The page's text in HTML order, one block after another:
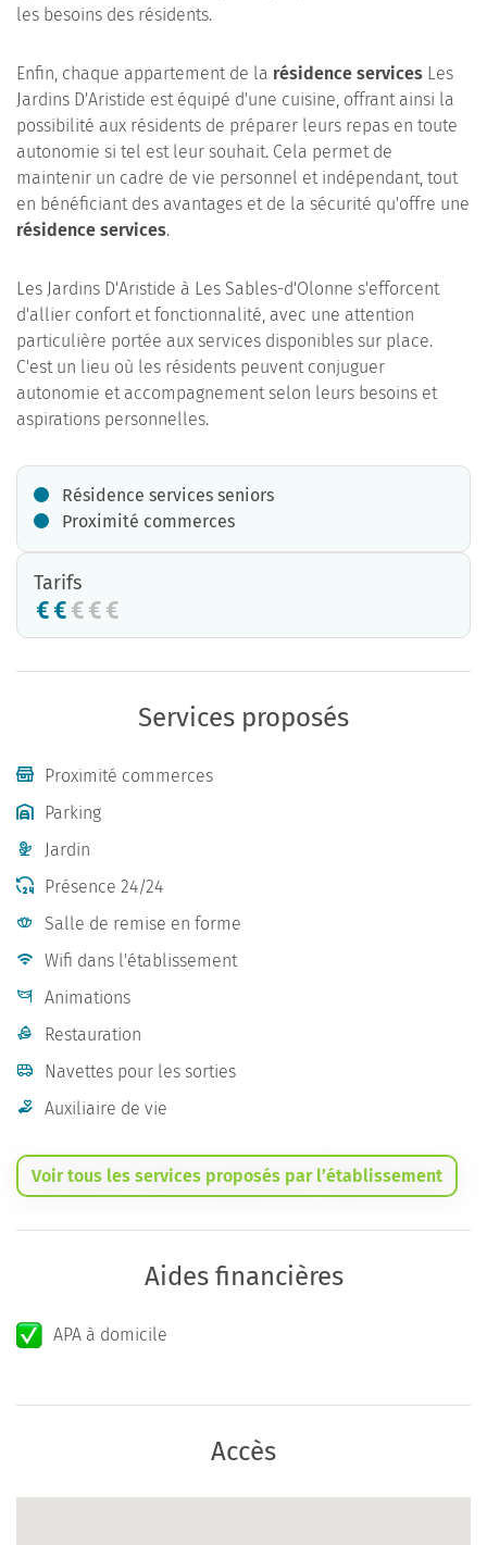
les besoins des résidents.
Enfin, chaque appartement de la résidence services Les
Jardins D'Aristide est équipé d'une cuisine, offrant ainsi la
possibilité aux résidents de préparer leurs repas en toute
autonomie si tel est leur souhait. Cela permet de
maintenir un cadre de vie personnel et indépendant, tout
en bénéficiant des avantages et de la sécurité qu'offre une
résidence services.
Les Jardins D'Aristide à Les Sables-d'Olonne s'efforcent
d'allier confort et fonctionnalité, avec une attention
particulière portée aux services disponibles sur place.
C'est un lieu où les résidents peuvent conjuguer
autonomie et accompagnement selon leurs besoins et
aspirations personnelles.
Résidence services seniors
Proximité commerces
Tarifs
Services proposés
Proximité commerces
Parking
Jardin
Présence 24/24
Salle de remise en forme
Wifi dans l'établissement
Animations
Restauration
Navettes pour les sorties
Auxiliaire de vie
Voir tous les services proposés par l’établissement
Aides financières
APA à domicile
Accès